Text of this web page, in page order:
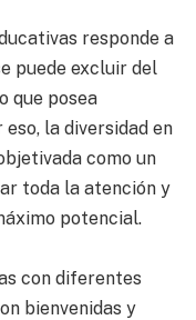
responde a
puede excluir del
que posea
la diversidad en
como un
toda la atención y
potencial.
con diferentes
bienvenidas y